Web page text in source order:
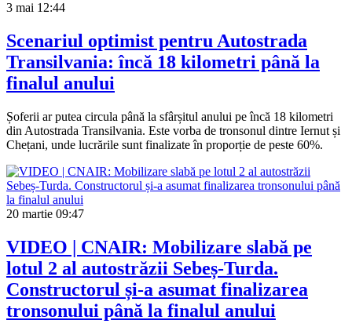
3 mai 12:44
Scenariul optimist pentru Autostrada
Transilvania: încă 18 kilometri până la
finalul anului
Șoferii ar putea circula până la sfârșitul anului pe încă 18 kilometri
din Autostrada Transilvania. Este vorba de tronsonul dintre Iernut și
Chețani, unde lucrările sunt finalizate în proporție de peste 60%.
20 martie 09:47
VIDEO | CNAIR: Mobilizare slabă pe
lotul 2 al autostrăzii Sebeș-Turda.
Constructorul și-a asumat finalizarea
tronsonului până la finalul anului